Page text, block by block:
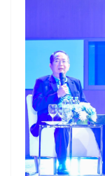
Search
for: